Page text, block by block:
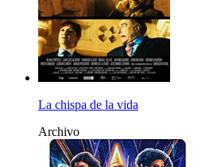
La chispa de la vida
Archivo